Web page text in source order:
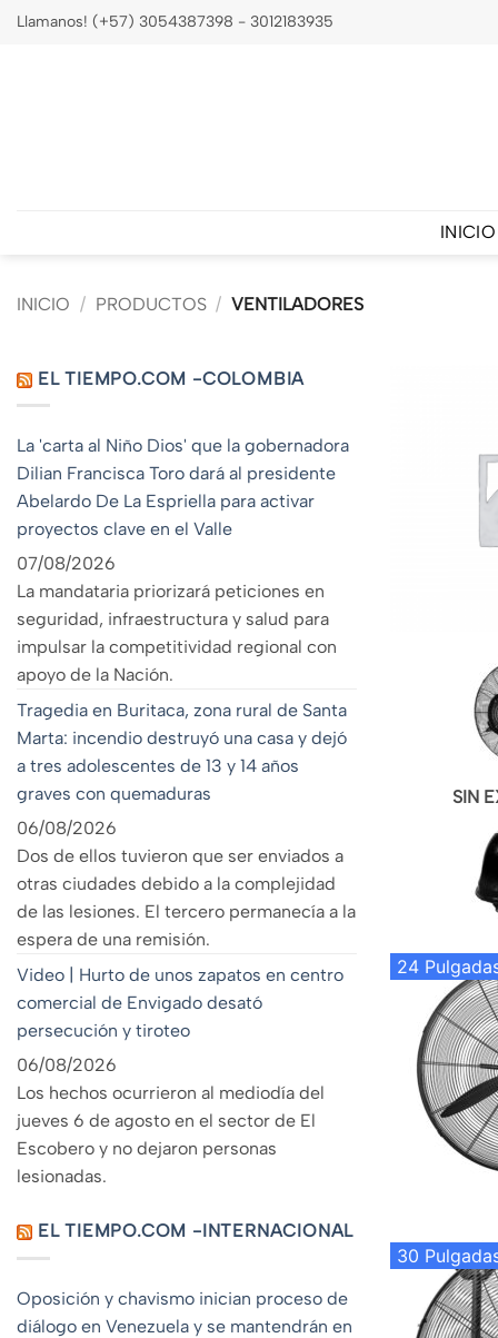
SaltarLlamanos! (+57) 3054387398 - 3012183935
INICIO
INICIO / PRODUCTOS / VENTILADORES
EL TIEMPO.COM -COLOMBIA
La 'carta al Niño Dios' que la gobernadora
Dilian Francisca Toro dará al presidente
Abelardo De La Espriella para activar
proyectos clave en el Valle
07/08/2026
La mandataria priorizará peticiones en
seguridad, infraestructura y salud para
impulsar la competitividad regional con
apoyo de la Nación.
Tragedia en Buritaca, zona rural de Santa
Marta: incendio destruyó una casa y dejó
a tres adolescentes de 13 y 14 años
graves con quemaduras
06/08/2026
Dos de ellos tuvieron que ser enviados a
otras ciudades debido a la complejidad
de las lesiones. El tercero permanecía a la
espera de una remisión.
Video | Hurto de unos zapatos en centro
comercial de Envigado desató
persecución y tiroteo
06/08/2026
Los hechos ocurrieron al mediodía del
jueves 6 de agosto en el sector de El
Escobero y no dejaron personas
lesionadas.
EL TIEMPO.COM -INTERNACIONAL
Oposición y chavismo inician proceso de
diálogo en Venezuela y se mantendrán en
SIN
24
30